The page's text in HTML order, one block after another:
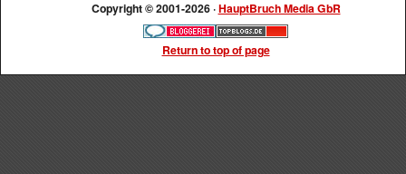
Copyright © 2001-2026 ·HauptBruch Media GbR
Return to top of page